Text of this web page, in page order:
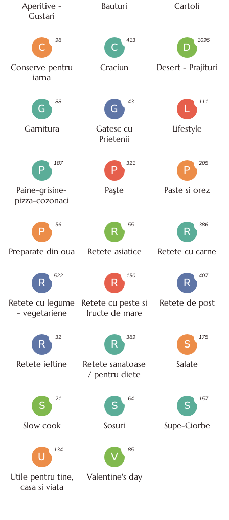
Aperitive -
Gustari
Bauturi Cartofi
C
Conserve pentru
iarna
98
C
Craciun
413
D
Desert - Prajituri
1095
G
Garnitura
88
G
Gatesc cu
Prietenii
43
L
Lifestyle
111
P
Paine-grisine-
pizza-cozonaci
187
P
Paşte
321
P
Paste si orez
205
P
Preparate din oua
56
R
Retete asiatice
55
R
Retete cu carne
386
R
Retete cu legume
- vegetariene
522
R
Retete cu peste si
fructe de mare
150
R
Retete de post
407
R
Retete ieftine
32
R
Retete sanatoase
/ pentru diete
389
S
Salate
175
S
Slow cook
21
S
Sosuri
64
S
Supe-Ciorbe
157
U
Utile pentru tine,
casa si viata
134
V
Valentine's day
85